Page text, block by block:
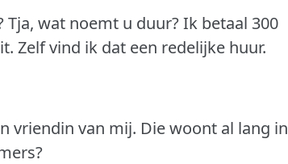
Tja, wat noemt u duur?Ik betaal 300
Zelf vind ik dat een redelijke huur.
vriendin van mij. Die woont al lang in